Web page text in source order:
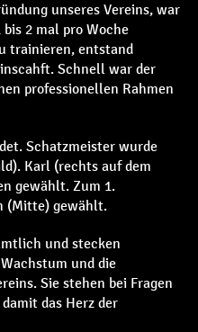
unseres Vereins, war
2 mal pro Woche
trainieren, entstand
Schnell war der
professionellen Rahmen
Schatzmeister wurde
Karl (rechts auf dem
gewählt. Zum 1.
(Mitte) gewählt.
und stecken
und die
Sie stehen bei Fragen
das Herz der